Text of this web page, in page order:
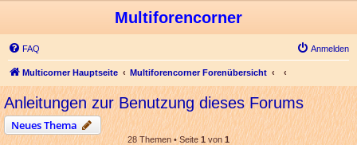
Multiforencorner
FAQ Anmelden
Multicorner Hauptseite Multiforencorner Forenübersicht
Anleitungen zur Benutzung dieses Forums
Neues Thema
28 Themen • Seite1von1